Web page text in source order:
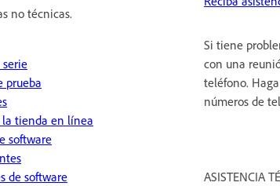
no técnicas.
prueba
la tienda en línea
software
de software
Si tiene
con una
teléfono.
números de
ASISTENCIA